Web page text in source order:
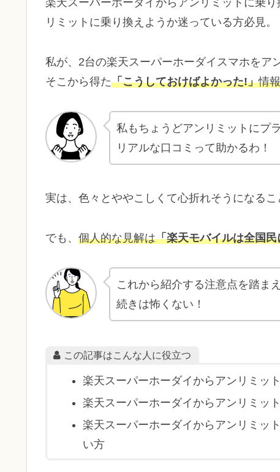
楽天スーパーホーダイからアンリミットに乗
リミットに乗り換えようか迷っている方必見。
私が、2台の楽天スーパーホーダイスマホをア
そこから得た「こうしておけばよかった!」情
私もちょうどアンリミットにプ
リアルな口コミって助かるわ！
実は、色々とややこしくて心折れそうになるこ
でも、 個人的な見解は「楽天モバイルは全国
これから紹介する注意点を踏ま
続きは怖くない！
この記事はこんな人に役立つ
楽天スーパーホーダイからアンリミッ
楽天スーパーホーダイからアンリミッ
楽天スーパーホーダイからアンリミッ
い方